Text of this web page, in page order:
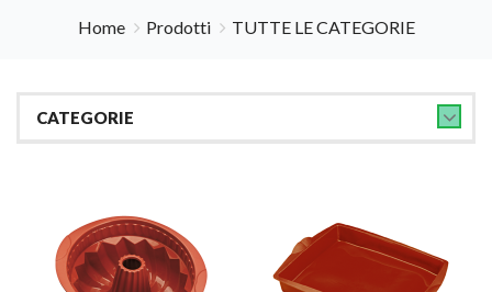
Home Prodotti TUTTE LE CATEGORIE
CATEGORIE
ACCESSORI TAVOLA
ACCESSORI VETRO